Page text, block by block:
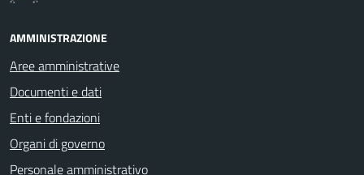
AMMINISTRAZIONE
Aree amministrative
Documenti e dati
Enti e fondazioni
Organi di governo
Personale amministrativo